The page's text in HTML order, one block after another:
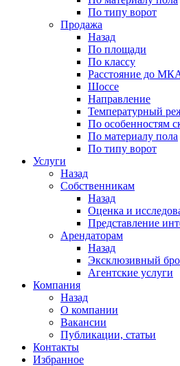
По типу ворот
Продажа
Назад
По площади
По классу
Расстояние до
Шоссе
Направление
Температурный
По особенностям
По материалу пола
По типу ворот
Услуги
Назад
Собственникам
Назад
Оценка и
Представление
Арендаторам
Назад
Эксклюзивный
Агентские услуги
Компания
Назад
О компании
Вакансии
Публикации, статьи
Контакты
Избранное